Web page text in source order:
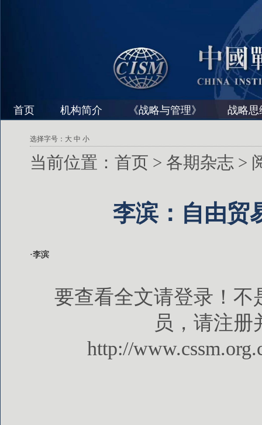
首页 机构简介 《战略与管理》 战略思
选择字号： 大 中 小
当前位置： 首页 > 各期杂志 >
李滨：自由贸
·李滨
要查看全文请登录！不
员，请注册
http://